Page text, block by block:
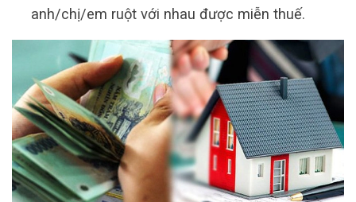
anh/chị/em ruột với nhau được miễn thuế.